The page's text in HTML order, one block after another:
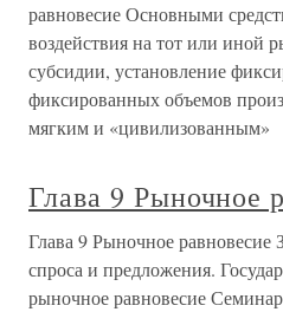
равновесие Основными
воздействия на тот или иной
субсидии, установление
фиксированных объемов
мягким и «цивилизованным»
Глава 9 Рыночное
Глава 9 Рыночное равновесие
спроса и предложения.
рыночное равновесие